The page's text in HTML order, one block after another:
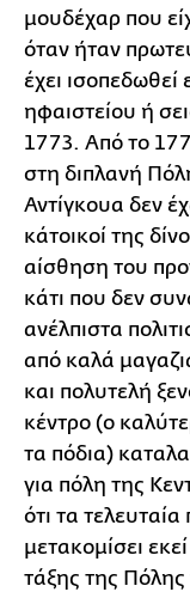
μουδέχαρ που
όταν ήταν
έχει
ηφαιστείου ή
1773. Από το
στη διπλανή
Αντίγκουα δεν
κάτοικοί της
αίσθηση του
κάτι που δεν
ανέλπιστα
από καλά
και πολυτελή
κέντρο (ο
τα πόδια)
για πόλη της
ότι τα
μετακομίσει
τάξης της Πόλης